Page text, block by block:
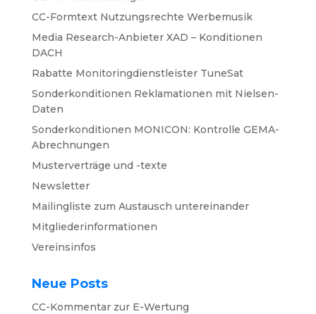
CC-Formtext Nutzungsrechte Werbemusik
Media Research-Anbieter XAD – Konditionen
DACH
Rabatte Monitoringdienstleister TuneSat
Sonderkonditionen Reklamationen mit Nielsen-
Daten
Sonderkonditionen MONICON: Kontrolle GEMA-
Abrechnungen
Musterverträge und -texte
Newsletter
Mailingliste zum Austausch untereinander
Mitgliederinformationen
Vereinsinfos
Neue Posts
CC-Kommentar zur E-Wertung